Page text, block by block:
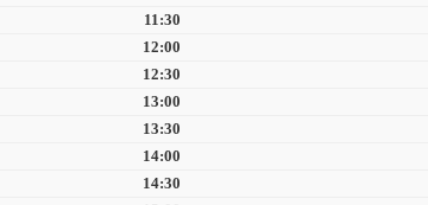
11:30
12:00
12:30
13:00
13:30
14:00
14:30